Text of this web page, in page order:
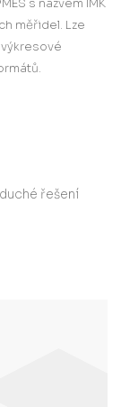
s názvem IMK
měřidel. Lze
řešení